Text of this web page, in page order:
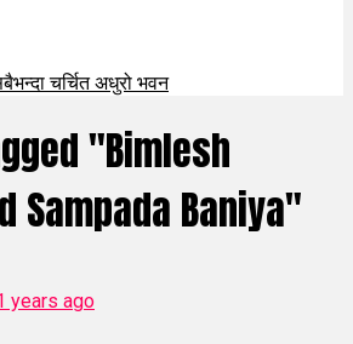
चर्चित अधुरो भवन
"Bimlesh
Sampada Baniya"
years ago